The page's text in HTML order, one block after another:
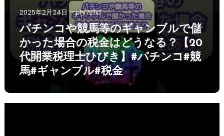
2025年2月24日 phi72110
パチンコや競馬等のギャンブルで儲
かった場合の税金はどうなる？【20
代開業税理士ひびき】#パチンコ#競
馬#ギャンブル#税金